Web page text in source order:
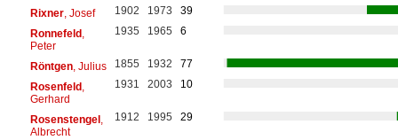
Rixner, Josef 1902 1973
39
Ronnefeld,
Peter
1935 1965 6
Röntgen, Julius 1855 1932
77
Rosenfeld,
Gerhard
1931 2003 10
Rosenstengel,
Albrecht
1912 1995 29